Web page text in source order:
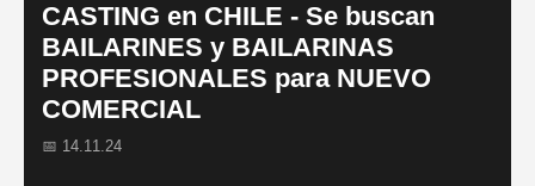
CASTING en CHILE - Se buscan
BAILARINES y BAILARINAS
PROFESIONALES para NUEVO
COMERCIAL
📅 14.11.24